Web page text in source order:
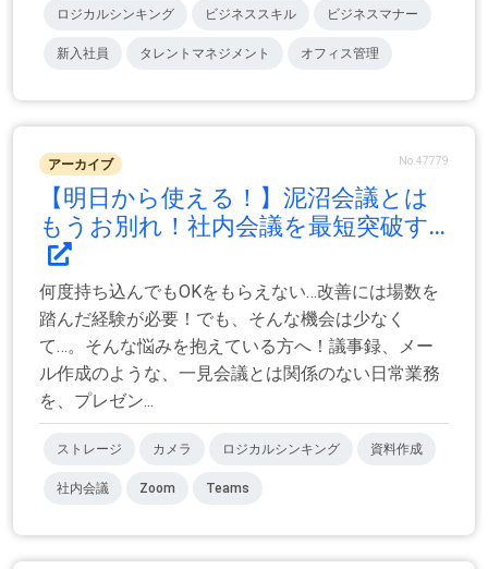
ロジカルシンキング ビジネススキル ビジネスマナー
新入社員 タレントマネジメント オフィス管理
アーカイブ No.47779
【明日から使える！】泥沼会議とは
もうお別れ！社内会議を最短突破す...
何度持ち込んでもOKをもらえない…改善には場数を
踏んだ経験が必要！でも、そんな機会は少なく
て…。そんな悩みを抱えている方へ！議事録、メー
ル作成のような、一見会議とは関係のない日常業務
を、プレゼン...
ストレージ カメラ ロジカルシンキング 資料作成
社内会議 Zoom Teams